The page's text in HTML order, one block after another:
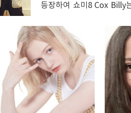
도자기 공예와 커피 그리
등장하여 쇼미8 Cox Billy
받는 장면이 공개되며 큰
1985년 1월 11일 생일 출
김정태로 알려졌다. 우리
영문 표기가 마음에 들지
이 사용되었다고 한다. 제
콕스 빌리 Cox Billy 제이